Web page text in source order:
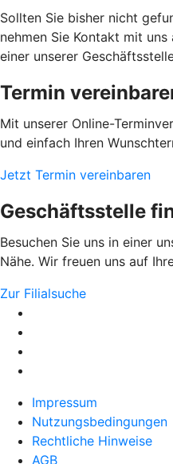
Sollten Sie bisher nicht
nehmen Sie Kontakt mit
einer unserer
Termin
Mit unserer Online-
und einfach Ihren
Jetzt Termin vereinbaren
Geschäftsstelle
Besuchen Sie uns in einer
Nähe. Wir freuen uns auf
Zur Filialsuche
Impressum
Nutzungsbedingungen
Rechtliche Hinweise
AGB